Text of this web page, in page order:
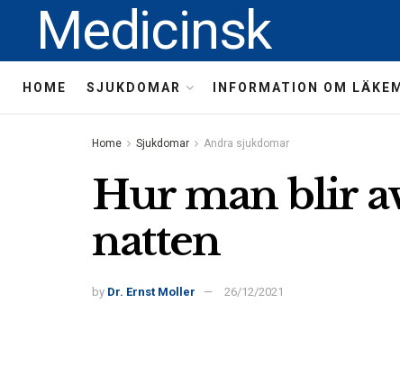
Medicinsk
HOME SJUKDOMAR INFORMATION OM
Home Sjukdomar Andra sjukdomar
Hur man blir
natten
by Dr. Ernst Moller 26/12/2021